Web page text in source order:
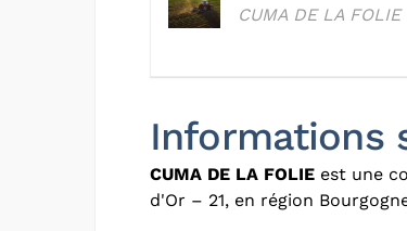
CUMA DE LA FOLIE
Informations
CUMA DE LA FOLIE est une
d'Or – 21, en région